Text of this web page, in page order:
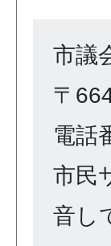
市議
〒
電話
市民
音し